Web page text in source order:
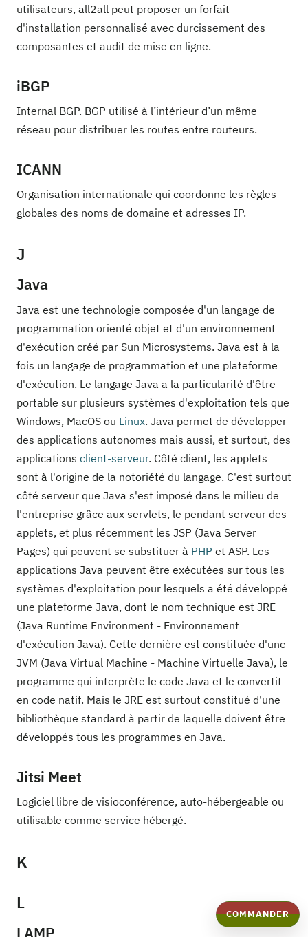
utilisateurs, all2all peut proposer un forfait
d'installation personnalisé avec durcissement des
composantes et audit de mise en ligne.
iBGP
Internal BGP. BGP utilisé à l’intérieur d’un même
réseau pour distribuer les routes entre routeurs.
ICANN
Organisation internationale qui coordonne les règles
globales des noms de domaine et adresses IP.
J
Java
Java est une technologie composée d'un langage de
programmation orienté objet et d'un environnement
d'exécution créé par Sun Microsystems. Java est à la
fois un langage de programmation et une plateforme
d'exécution. Le langage Java a la particularité d'être
portable sur plusieurs systèmes d'exploitation tels que
Windows, MacOS ou Linux. Java permet de développer
des applications autonomes mais aussi, et surtout, des
applications client-serveur. Côté client, les applets
sont à l'origine de la notoriété du langage. C'est surtout
côté serveur que Java s'est imposé dans le milieu de
l'entreprise grâce aux servlets, le pendant serveur des
applets, et plus récemment les JSP (Java Server
Pages) qui peuvent se substituer à PHP et ASP. Les
applications Java peuvent être exécutées sur tous les
systèmes d'exploitation pour lesquels a été développé
une plateforme Java, dont le nom technique est JRE
(Java Runtime Environment - Environnement
d'exécution Java). Cette dernière est constituée d'une
JVM (Java Virtual Machine - Machine Virtuelle Java), le
programme qui interprète le code Java et le convertit
en code natif. Mais le JRE est surtout constitué d'une
bibliothèque standard à partir de laquelle doivent être
développés tous les programmes en Java.
Jitsi Meet
Logiciel libre de visioconférence, auto-hébergeable ou
utilisable comme service hébergé.
K
L
LAMP
COMMANDER